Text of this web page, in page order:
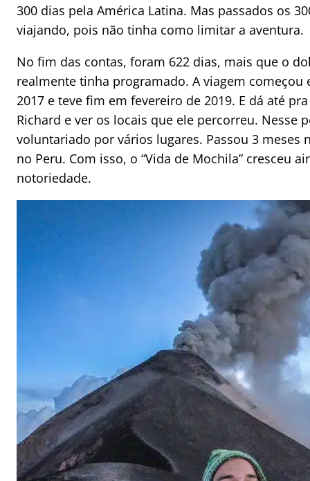
300 dias pela América Latina. Mas passados os
viajando, pois não tinha como limitar a aventura.
No fim das contas, foram 622 dias, mais que o
realmente tinha programado. A viagem começou
2017 e teve fim em fevereiro de 2019. E dá até
Richard e ver os locais que ele percorreu. Nesse
voluntariado por vários lugares. Passou 3 meses
no Peru. Com isso, o “Vida de Mochila” cresceu
notoriedade.